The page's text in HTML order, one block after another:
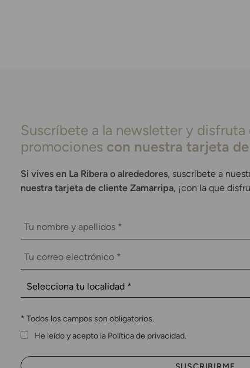
Suscríbete a la newsletter y
promociones con nuestra tarjeta
Si vives en La Ribera o alrededores, suscríbete a
nuestra tarjeta de cliente Zamarripa, ¡con la que
* Todos los campos son obligatorios.
He leído y acepto la Política de privacidad.